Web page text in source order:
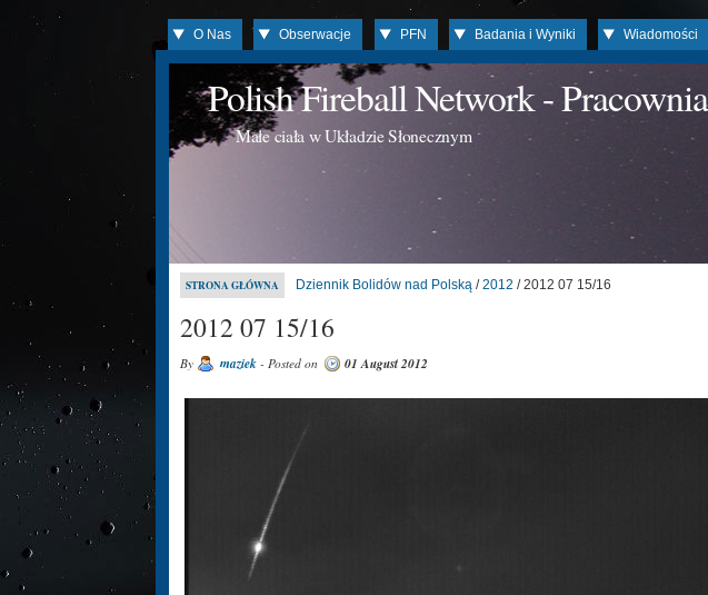
O Nas Obserwacje PFN Badania i Wyniki Wiadomości
Polish Fireball Network -
Małe ciała w Układzie Słonecznym
STRONA GŁÓWNA Dziennik Bolidów nad Polską /2012 / 2012 07 15/16
2012 07 15/16
By maziek - Posted on 01 August 2012